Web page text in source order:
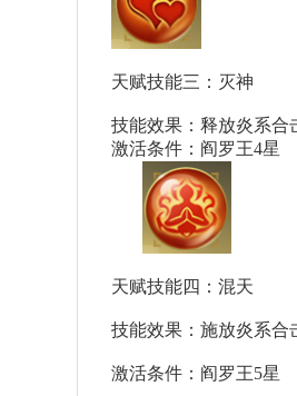
天赋技能三：灭神
技能效果：释放炎系合
激活条件：阎罗王4星
天赋技能四：混天
技能效果：施放炎系合
激活条件：阎罗王5星